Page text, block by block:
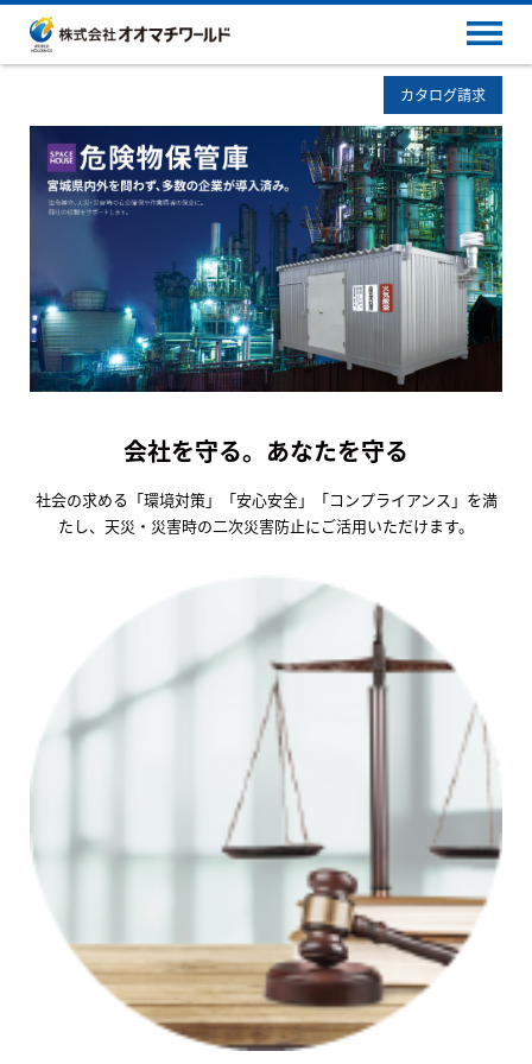
カタログ請求
会社を守る。あなたを守る
社会の求める「環境対策」「安心安全」「コンプライアンス」を満
たし、天災・災害時の二次災害防止にご活用いただけます。